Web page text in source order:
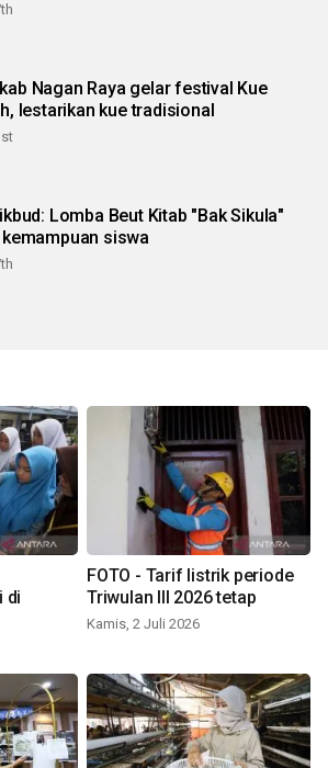
Nagan Raya gelar festival Kue
lestarikan kue tradisional
Lomba Beut Kitab "Bak Sikula"
siswa
di
FOTO - Tarif listrik periode
Triwulan III 2026 tetap
Kamis, 2 Juli 2026